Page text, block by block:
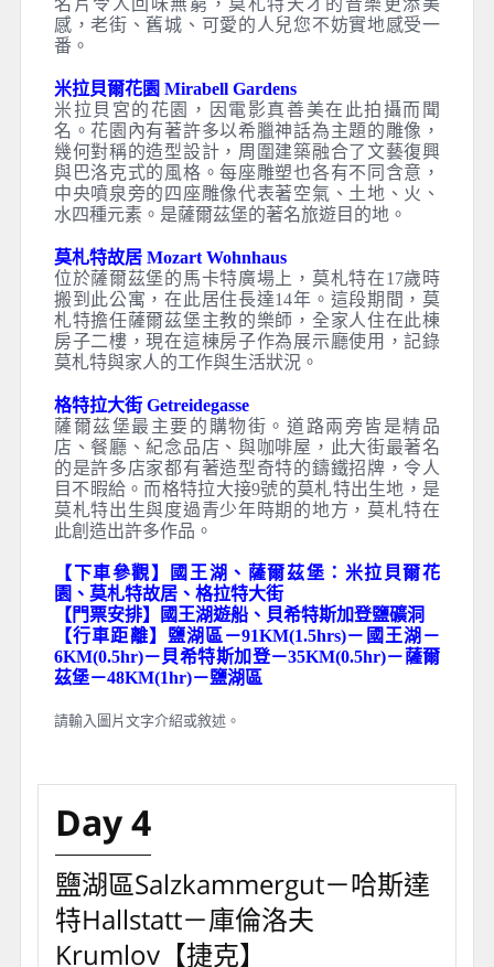
國王湖 Konigssee
位於德國東南邊境，四周全被雄偉的阿爾卑斯山
繞，山高水深，既有北歐峽灣之峻峭、壯闊，亦
有歐洲山林小鎮之典雅，夏季期間清澈如寶石般
的碧綠湖面最是迷人。是德國著名的旅遊勝地。
薩爾茲堡 Salzburg
有音樂藝術山城之稱，也是音樂神童莫札特的故
鄉坐落於河流、丘陵之間，獨特的風格別有一番
此地拍攝，更將莎姿堡的美景引薦給世人，經典
名片令人回味無窮，莫札特天才的音樂更添美
感，老街、舊城、可愛的人兒您不妨實地感受一
番。
米拉貝爾花園 Mirabell Gardens
名。花園內有著許多以希臘神話為主題的雕像，
幾何對稱的造型設計，周圍建築融合了文藝復興
與巴洛克式的風格。每座雕塑也各有不同含意，
中央噴泉旁的四座雕像代表著空氣、土地、火、
水四種元素。是薩爾茲堡的著名旅遊目的地。
莫札特故居 Mozart Wohnhaus
搬到此公寓，在此居住長達14年。這段期間，莫
札特擔任薩爾茲堡主教的樂師，全家人住在此棟
房子二樓，現在這棟房子作為展示廳使用，記錄
莫札特與家人的工作與生活狀況。
格特拉大街 Getreidegasse
店、餐廳、紀念品店、與咖啡屋，此大街最著名
莫札特出生與度過青少年時期的地方，莫札特在
此創造出許多作品。
【下車參觀】國王湖、薩爾茲堡：米拉貝爾花
園、莫札特故居、格拉特大街
【門票安排】國王湖遊船、貝希特斯加登鹽礦洞
【行車距離】鹽湖區－91KM(1.5hrs)－國王湖－
6KM(0.5hr)－貝希特斯加登－35KM(0.5hr)－薩爾
茲堡－48KM(1hr)－鹽湖區